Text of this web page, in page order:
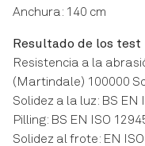
Anchura: 140 cm
Resultado de los test
Resistencia a la
(Martindale) 100000
Solidez a la luz: BS
Pilling: BS EN ISO
Solidez al frote: EN